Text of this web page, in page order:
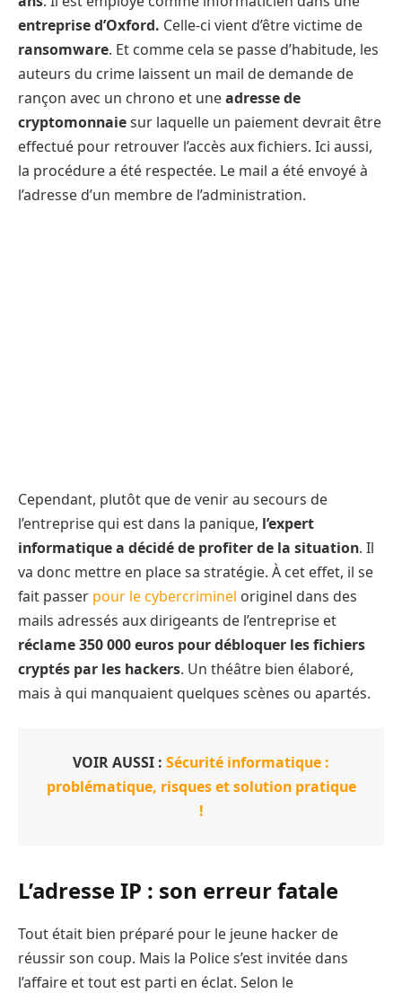
entreprise d’Oxford. Celle-ci vient d’être victime de
ransomware. Et comme cela se passe d’habitude, les
auteurs du crime laissent un mail de demande de
rançon avec un chrono et uneadresse de
cryptomonnaiesur laquelle un paiement devrait être
effectué pour retrouver l’accès aux fichiers. Ici aussi,
la procédure a été respectée. Le mail a été envoyé à
l’adresse d’un membre de l’administration.
Cependant, plutôt que de venir au secours de
l’entreprise qui est dans la panique, l’expert
informatique a décidé de profiter de la situation. Il
va donc mettre en place sa stratégie. À cet effet, il se
fait passer pour le cybercriminel originel dans des
mails adressés aux dirigeants de l’entreprise et
réclame 350 000 euros pour débloquer les fichiers
cryptés par les hackers. Un théâtre bien élaboré,
mais à qui manquaient quelques scènes ou apartés.
VOIR AUSSI : Sécurité informatique :
problématique, risques et solution pratique
!
L’adresse IP : son erreur fatale
Tout était bien préparé pour le jeune hacker de
réussir son coup. Mais la Police s’est invitée dans
l’affaire et tout est parti en éclat. Selon le